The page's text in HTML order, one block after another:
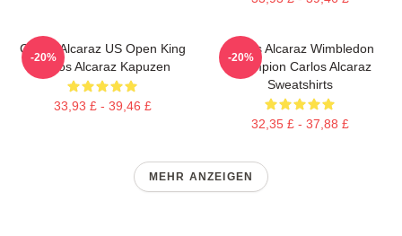
Carlos Alcaraz US Open King
Carlos Alcaraz Kapuzen
33,93 £ - 39,46 £
-20%
Carlos Alcaraz Wimbledon
Champion Carlos Alcaraz
Sweatshirts
32,35 £ - 37,88 £
-20%
MEHR ANZEIGEN